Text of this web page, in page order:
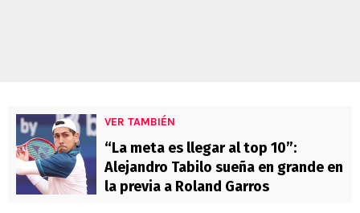
VER TAMBIÉN
“La meta es llegar al top 10”:
Alejandro Tabilo sueña en grande en
la previa a Roland Garros